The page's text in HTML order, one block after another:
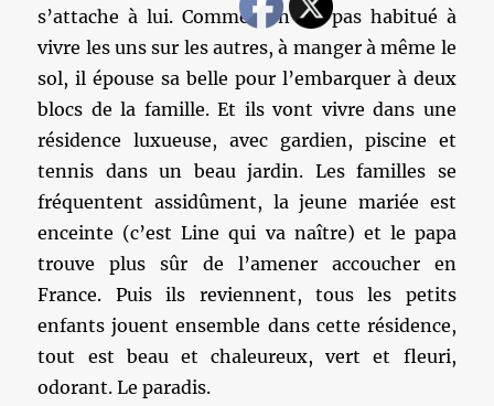
s’attache à lui. Comme il n’est pas habitué à
vivre les uns sur les autres, à manger à même le
sol, il épouse sa belle pour l’embarquer à deux
blocs de la famille. Et ils vont vivre dans une
résidence luxueuse, avec gardien, piscine et
tennis dans un beau jardin. Les familles se
fréquentent assidûment, la jeune mariée est
enceinte (c’est Line qui va naître) et le papa
trouve plus sûr de l’amener accoucher en
France. Puis ils reviennent, tous les petits
enfants jouent ensemble dans cette résidence,
tout est beau et chaleureux, vert et fleuri,
odorant. Le paradis.